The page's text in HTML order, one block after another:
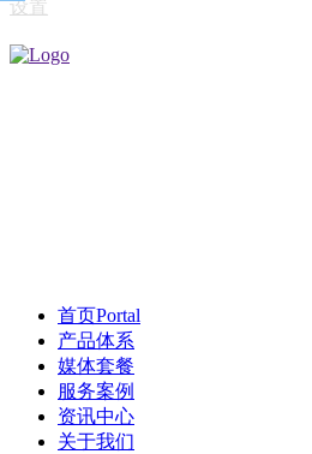
设置
首页Portal
产品体系
媒体套餐
服务案例
资讯中心
关于我们